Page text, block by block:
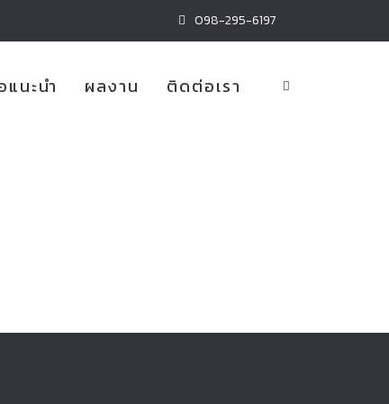
098-295-6197
แนะนำ ผลงาน ติดต่อเรา